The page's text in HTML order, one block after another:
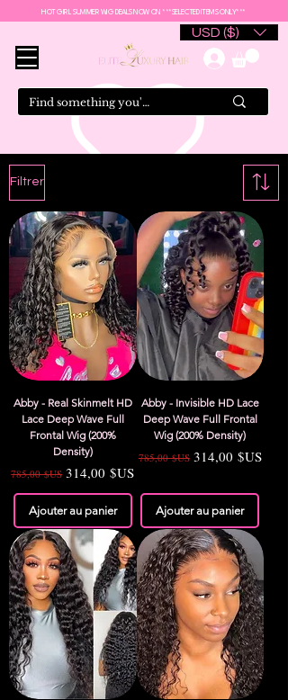
HOT GIRL SUMMER WIG DEALS NOW ON ***SELECTED ITEMS ONLY***
USD ($)
Filtrer
Abby - Real Skinmelt HD
Lace Deep Wave Full
Frontal Wig (200%
Density)
Prix original
785,00 $US Prix promotionnel
314,00 $US
Ajouter au panier
Abby - Invisible HD Lace
Deep Wave Full Frontal
Wig (200% Density)
Prix original
785,00 $US Prix promotionnel
314,00 $US
Ajouter au panier